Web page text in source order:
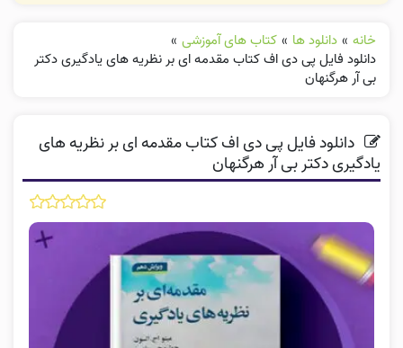
خانه » دانلود ها » کتاب های آموزشی »
دانلود فایل پی دی اف کتاب مقدمه ای بر نظریه های یادگیری دکتر
بی آر هرگنهان
دانلود فایل پی دی اف کتاب مقدمه ای بر نظریه های
یادگیری دکتر بی آر هرگنهان